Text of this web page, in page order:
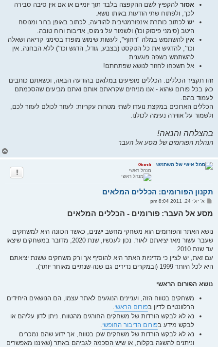
אסור להקפיץ לשם ההקפצה בלבד תוך יומיים או אם אין סיבה סבירה
לכך, ולפתוח שתי הודעות באותו נושא.
יש לכתוב כותרת אינפורמטיבית להודעה, לכתוב באופן ברור ומנוסח
היטב (סימני פיסוק וכו') ולשמור על נימוס, אדיבות ורוח טובה.
אין להשתמש במלה "דחוף", לעשות שימוש מופרז בסימני קריאה ושאלה
וכד', להדגיש את כל הטקסט (בצבע, גודל, הדגש וכד') ללא הבחנה. אין
להשתמש בשפה פוגענית.
אל תשכחו לחזור לנושא שפתחתם!
זהו תקציר הכללים. הכללים מופיעים במלואם בהודעה הבאה, וכשאתם כותבים
כאן בכל פורום שהוא - אנו מניחים שקראתם אותם ואתם מביעים שהסכמתם
לעמוד בהם.
הכללים הארוכים במקצת נועדו לשתי מטרות עקריות: לעזור לכולם לעזור לכם,
ולשמור על אווירה נעימה לכולנו.
בהצלחה והנאה!
הנהלת הפורומים של מסע אל העבר
Gordi
מנהל ראשי
תקנון הפורומים: הכללים המלאים
ש
י
ח
א' יולי 24, 2011 8:04 pm
מסע אל העבר: פורומים - הכללים המלאים
נושא האתר והפורומים הוא משחקי מחשב ישנים, כאשר הכוונה היא למשחקים
שעבר עשור מאז יציאתם לאור. נכון לעכשיו, שנת 2020, מדובר במשחקים שיצאו
עד שנת 2010.
עם זאת, יש לציין כי מדיניות האתר היא להוסיף אך ורק משחקים ששנת יציאתם
היא לכל היותר 1999 (ובמקרים נדירים גם שנה-שנתיים מאוחר יותר).
נושא הפורום הראשי
משחקים בטווח הזה, ועניינים הנוגעים לאתר עצמו, הם הנושאים היחידים
הרלוונטיים לדיון בפורום הראשי
נא לא לבקש הורדות של משחקים החורגים מהטווח. ניתן לדון עליהם או
לבקש מידע בפורום הדיבור החופשי
נא לא לבקש הורדות של משחקים שכן בטווח, אך ידוע שהם נמכרים
וניתנים להשגה בקלות, או שיש הסכמה לגביהם באתר (שאיננו מאפשרים